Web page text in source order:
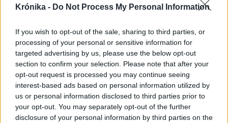
Krónika - Do Not Process My Personal Information
If you wish to opt-out of the sale, sharing to third parties, or
processing of your personal or sensitive information for
targeted advertising by us, please use the below opt-out
section to confirm your selection. Please note that after your
opt-out request is processed you may continue seeing
interest-based ads based on personal information utilized by
us or personal information disclosed to third parties prior to
your opt-out. You may separately opt-out of the further
disclosure of your personal information by third parties on the